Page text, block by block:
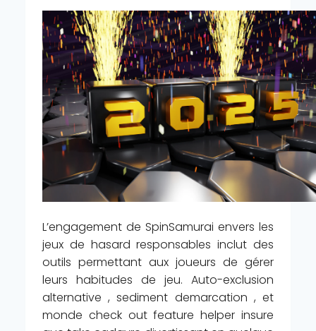
L’engagement de SpinSamurai envers les
jeux de hasard responsables inclut des
outils permettant aux joueurs de gérer
leurs habitudes de jeu. Auto-exclusion
alternative , sediment demarcation , et
monde check out feature helper insure